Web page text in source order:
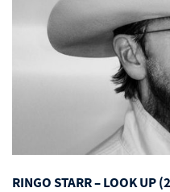
RINGO STARR – LOOK